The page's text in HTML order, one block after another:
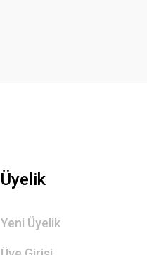
Üyelik
Yeni Üyelik